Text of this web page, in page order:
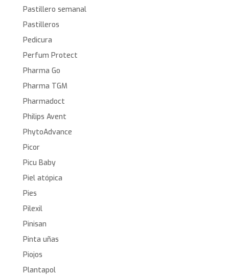
Pastillero semanal
Pastilleros
Pedicura
Perfum Protect
Pharma Go
Pharma TGM
Pharmadoct
Philips Avent
PhytoAdvance
Picor
Picu Baby
Piel atópica
Pies
Pilexil
Pinisan
Pinta uñas
Piojos
Plantapol